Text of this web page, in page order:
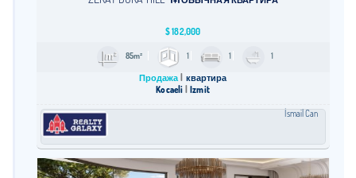
$182,000
85m² 1 1 1
Продажа
квартира
Kocaeli
İzmit
İsmail Can